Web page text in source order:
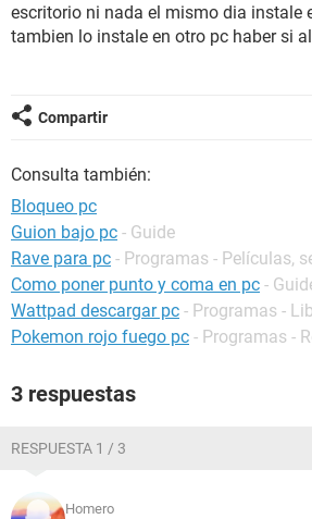
escritorio ni nada el mismo dia instale
tambien lo instale en otro pc haber si
Compartir
Consulta también:
Bloqueo pc
Guion bajo pc - Guide
Rave para pc - Programas - Películas,
Como poner punto y coma en pc -
Wattpad descargar pc - Programas -
Pokemon rojo fuego pc - Programas -
3 respuestas
RESPUESTA 1 / 3
Homero